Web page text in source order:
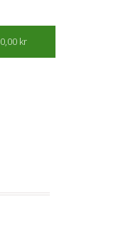
0,00 kr